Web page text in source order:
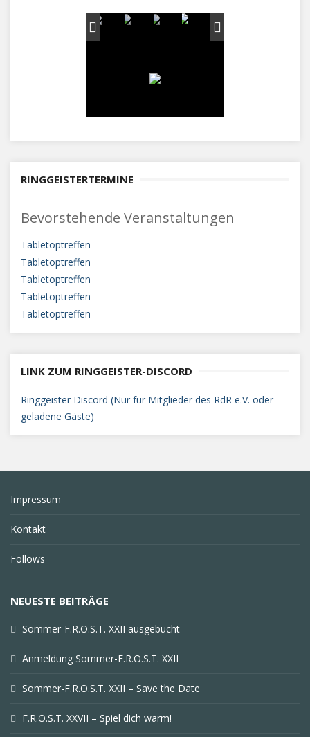
RINGGEISTERTERMINE
Bevorstehende Veranstaltungen
Tabletoptreffen
Tabletoptreffen
Tabletoptreffen
Tabletoptreffen
Tabletoptreffen
LINK ZUM RINGGEISTER-DISCORD
Ringgeister Discord (Nur für Mitglieder des RdR e.V. oder
geladene Gäste)
Impressum
Kontakt
Follows
NEUESTE BEITRÄGE
Sommer-F.R.O.S.T. XXII ausgebucht
Anmeldung Sommer-F.R.O.S.T. XXII
Sommer-F.R.O.S.T. XXII – Save the Date
F.R.O.S.T. XXVII – Spiel dich warm!